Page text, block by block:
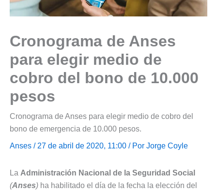
Cronograma de Anses
para elegir medio de
cobro del bono de 10.000
pesos
Cronograma de Anses para elegir medio de cobro del
bono de emergencia de 10.000 pesos.
Anses / 27 de abril de 2020, 11:00 / Por Jorge Coyle
La Administración Nacional de la Seguridad Social
(Anses) ha habilitado el día de la fecha la elección del